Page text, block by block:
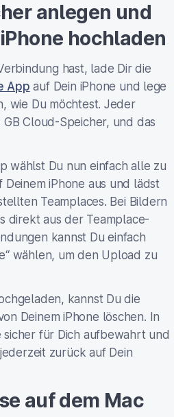
anlegen und
hochladen
hast, lade Dir die
App auf Dein iPhone und lege
wie Du möchtest. Jeder
Cloud-Speicher, und das
wählst Du nun einfach alle zu
Deinem iPhone aus und lädst
Teamplaces. Bei Bildern
direkt aus der Teamplace-
kannst Du einfach
wählen, um den Upload zu
kannst Du die
Deinem iPhone löschen. In
sicher für Dich aufbewahrt und
zurück auf Dein
auf dem Mac